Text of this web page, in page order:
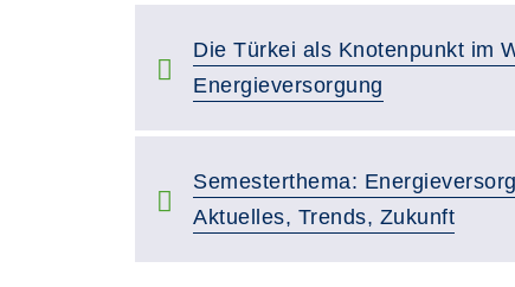
Die Türkei als Knotenpunkt im
Energieversorgung
Semesterthema:
Aktuelles, Trends, Zukunft